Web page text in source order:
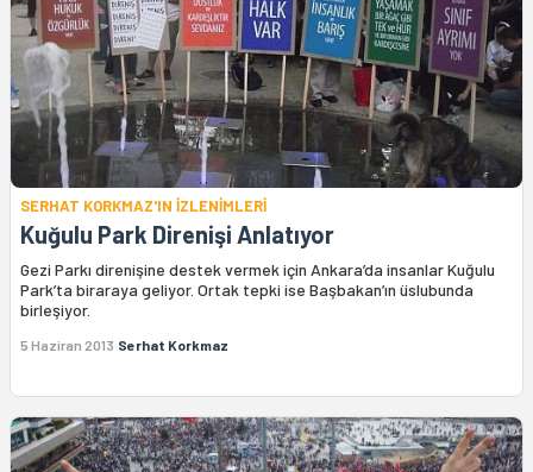
SERHAT KORKMAZ'IN İZLENİMLERİ
Kuğulu Park Direnişi Anlatıyor
Gezi Parkı direnişine destek vermek için Ankara’da insanlar Kuğulu
Park’ta biraraya geliyor. Ortak tepki ise Başbakan’ın üslubunda
birleşiyor.
5 Haziran 2013 Serhat Korkmaz